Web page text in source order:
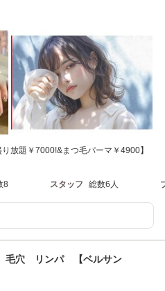
放題￥7000!&まつ毛パーマ￥4900】
8 スタッフ 総数6人
穴 リンパ 【ベルサン